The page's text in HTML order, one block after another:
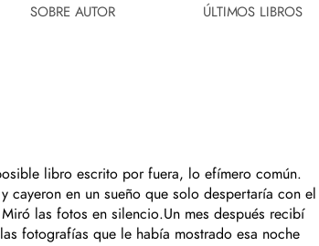
SOBRE AUTOR ÚLTIMOS LIBROS
libro escrito por fuera, lo efímero común.
cayeron en un sueño que solo despertaría con el
las fotos en silencio.Un mes después recibí
fotografías que le había mostrado esa noche